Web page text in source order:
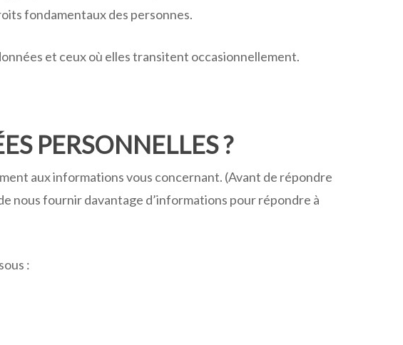
fondamentaux des personnes.
et ceux où elles transitent occasionnellement.
PERSONNELLES ?
aux informations vous concernant. (Avant de répondre
nous fournir davantage d’informations pour répondre à
: